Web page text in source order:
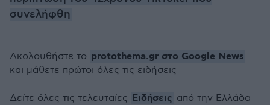
συνελήφθη
Ακολουθήστε το protothema.gr στο Google News
και μάθετε πρώτοι όλες τις ειδήσεις
Δείτε όλες τις τελευταίες Ειδήσεις από την Ελλάδα